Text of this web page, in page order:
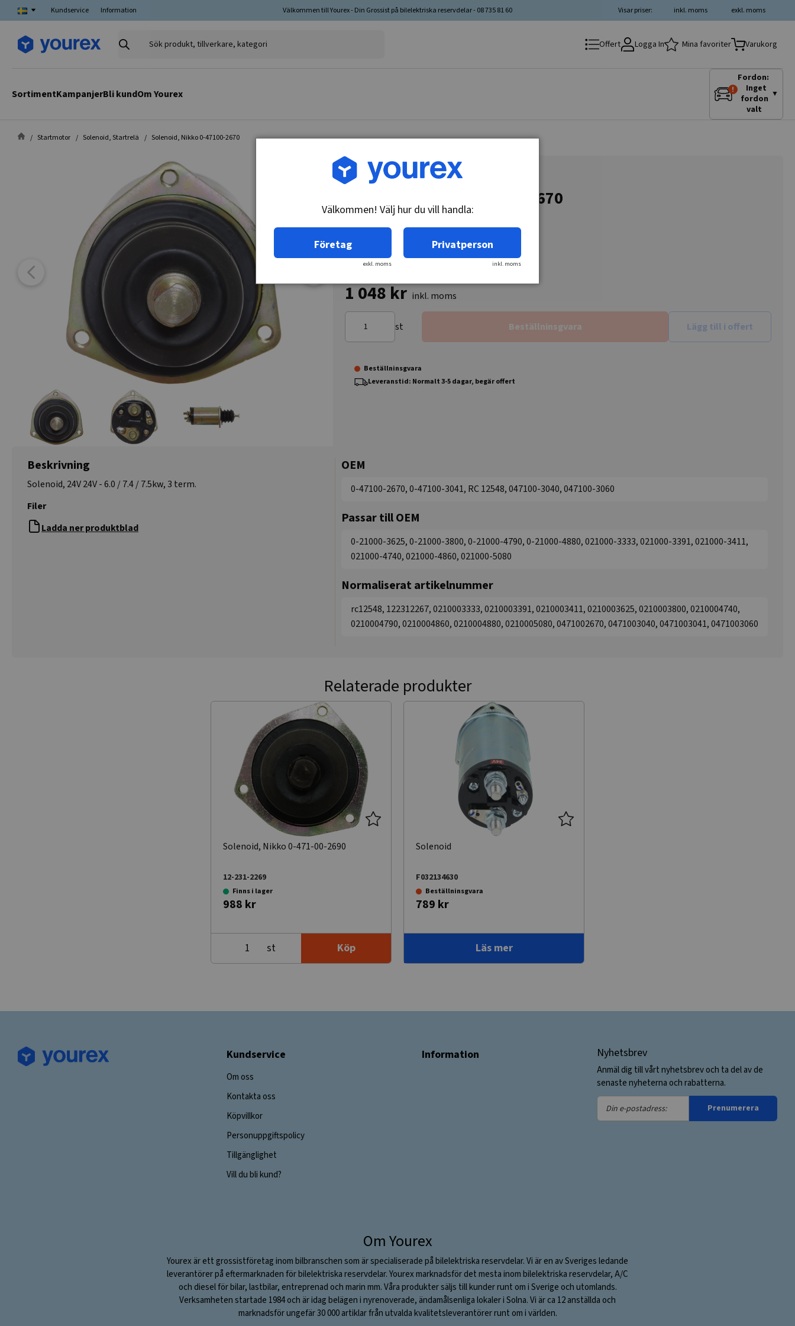
Kundservice Information Välkommen till Yourex - Din Grossist på bilelektriska reservdelar - 08 735 81 60 exkl. moms
inkl. moms
Visar priser:
Sök
Offert Logga In Mina favoriter Varukorg
SortimentKampanjerBli kundOm Yourex
Fordon:
Inget
fordon
valt
▼
Startmotor Solenoid, Startrelä Solenoid, Nikko 0-47100-2670
Artikelnr: 12-231-2267
Solenoid, Nikko 0-47100-2670
1 048 kr inkl. moms
st Beställninsgvara Lägg till i offert
Beställninsgvara
Leveranstid: Normalt 3-5 dagar, begär offert
Beskrivning
Solenoid, 24V 24V - 6.0 / 7.4 / 7.5kw, 3 term.
Filer
Ladda ner produktblad
OEM
0-47100-2670, 0-47100-3041, RC 12548, 047100-3040, 047100-3060
Passar till OEM
0-21000-3625, 0-21000-3800, 0-21000-4790, 0-21000-4880, 021000-3333, 021000-3391, 021000-3411,
021000-4740, 021000-4860, 021000-5080
Normaliserat artikelnummer
rc12548, 122312267, 0210003333, 0210003391, 0210003411, 0210003625, 0210003800, 0210004740,
0210004790, 0210004860, 0210004880, 0210005080, 0471002670, 0471003040, 0471003041, 0471003060
Relaterade produkter
Solenoid, Nikko 0-471-00-2690
12-231-2269
Finns i lager
988 kr
st Köp
Solenoid
F032134630
Beställninsgvara
789 kr
Läs mer
Kundservice
Om oss
Kontakta oss
Köpvillkor
Personuppgiftspolicy
Tillgänglighet
Vill du bli kund?
Information Nyhetsbrev
Anmäl dig till vårt nyhetsbrev och ta del av de
senaste nyheterna och rabatterna.
Din
e-
Prenumerera
Om Yourex
Yourex är ett grossistföretag inom bilbranschen som är specialiserade på bilelektriska reservdelar. Vi är en av Sveriges ledande
leverantörer på eftermarknaden för bilelektriska reservdelar. Yourex marknadsför det mesta inom bilelektriska reservdelar, A/C
och diesel för bilar, lastbilar, entreprenad och marin mm. Våra produkter säljs till kunder runt om i Sverige och utomlands.
Verksamheten startade 1984 och är idag belägen i nyrenoverade, ändamålsenliga lokaler i Solna. Vi är ca 12 anställda och
marknadsför ungefär 30 000 artiklar från utvalda kvalitetsleverantörer runt om i världen.
Välkommen! Välj hur du vill handla:
Företag
exkl. moms
Privatperson
inkl. moms